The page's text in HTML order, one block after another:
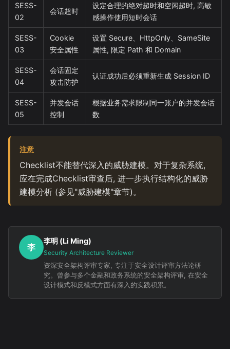
SESS-
02
会话超时
设定合理的绝对超时和空闲超时, 高敏
感操作使用短时会话
SESS-
03
Cookie
安全属性
设置 Secure、HttpOnly、SameSite
属性, 限定 Path 和 Domain
SESS-
04
会话固定
攻击防护
认证成功后必须重新生成 Session ID
SESS-
05
并发会话
控制
根据业务需求限制同一账户的并发会话
数
注意
Checklist不能替代深入的威胁建模。对于复杂系统,
应在完成Checklist审查后, 进一步执行结构化的威胁
建模分析 (参见"威胁建模"章节)。
李
李明 (Li Ming)
Security Architecture Reviewer
资深安全架构评审专家, 专注于安全设计评审方法论研
究。曾参与多个金融和政务系统的安全架构评审, 在安全
设计模式和反模式方面有深入的实践积累。